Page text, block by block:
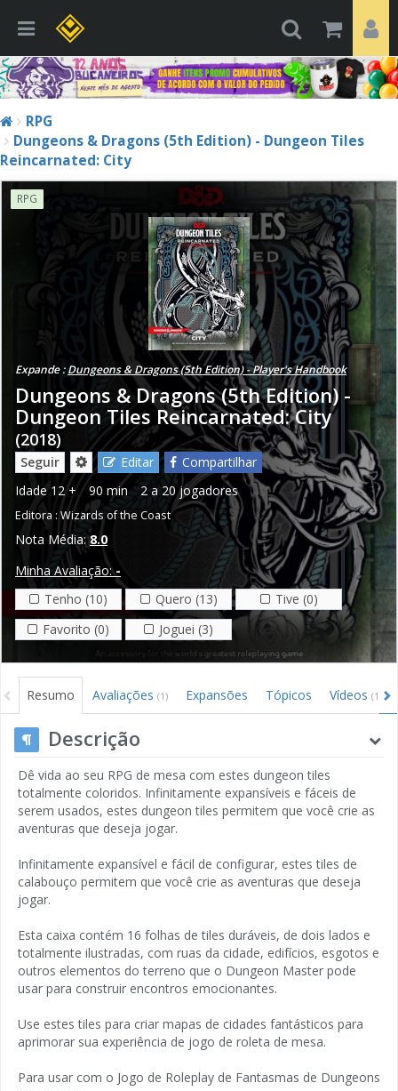
RPG
Dungeons & Dragons (5th Edition) - Dungeon Tiles
Reincarnated: City
RPG
Expande :Dungeons & Dragons (5th Edition) - Player's Handbook
Dungeons & Dragons (5th Edition) -
Dungeon Tiles Reincarnated: City
(2018)
Seguir Editar
Compartilhar
Idade 12 + 90 min 2 a 20 jogadores
Editora : Wizards of the Coast
Nota Média:8.0
Minha Avaliação:-
Tenho (10)
Quero (13)
Tive (0)
Favorito (0)
Joguei (3)
Resumo Avaliações (1) Expansões Tópicos Vídeos (1)
Descrição
Dê vida ao seu RPG de mesa com estes dungeon tiles
totalmente coloridos. Infinitamente expansíveis e fáceis de
serem usados, estes dungeon tiles permitem que você crie as
aventuras que deseja jogar.
Infinitamente expansível e fácil de configurar, estes tiles de
calabouço permitem que você crie as aventuras que deseja
jogar.
Esta caixa contém 16 folhas de tiles duráveis, de dois lados e
totalmente ilustradas, com ruas da cidade, edifícios, esgotos e
outros elementos do terreno que o Dungeon Master pode
usar para construir encontros emocionantes.
Use estes tiles para criar mapas de cidades fantásticos para
aprimorar sua experiência de jogo de roleta de mesa.
Para usar com o Jogo de Roleplay de Fantasmas de Dungeons